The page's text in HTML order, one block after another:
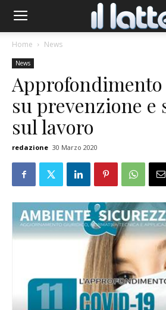
Home News
News
su prevenzione e
sul lavoro
redazione 30 Marzo 2020